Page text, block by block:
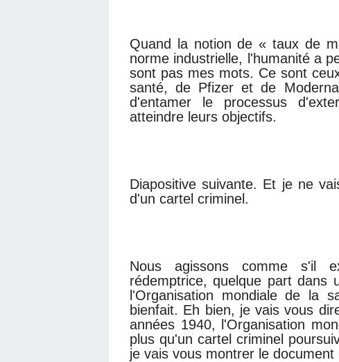
Quand la notion de « taux de
norme industrielle, l'humanité a
sont pas mes mots. Ce sont
santé, de Pfizer et de
d'entamer le processus
atteindre leurs objectifs.
Diapositive suivante. Et je ne
d'un cartel criminel.
Nous agissons comme s'il
rédemptrice, quelque part dans
l'Organisation mondiale de la
bienfait. Eh bien, je vais vous
années 1940, l'Organisation
plus qu'un cartel criminel
je vais vous montrer le document